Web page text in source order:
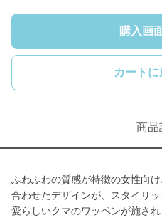
購入画
カート
商品
ふわふわの質感が特徴の女性向
合わせたデザインが、スタイリ
愛らしいクマのワッペンが施さ